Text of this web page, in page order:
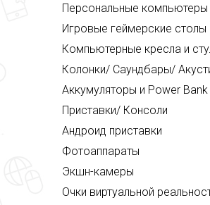
Персональные компьютеры
Игровые геймерские столы
Компьютерные кресла и
Колонки/ Саундбары/
Аккумуляторы и Power Bank
Приставки/ Консоли
Андроид приставки
Фотоаппараты
Экшн-камеры
Очки виртуальной